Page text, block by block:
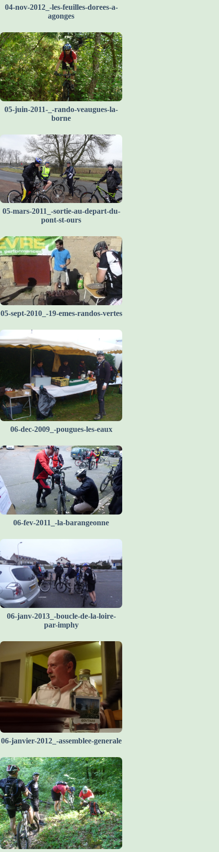
04-nov-2012_-les-feuilles-dorees-a-
agonges
05-juin-2011-_-rando-veaugues-la-
borne
05-mars-2011_-sortie-au-depart-du-
pont-st-ours
05-sept-2010_-19-emes-randos-vertes
06-dec-2009_-pougues-les-eaux
06-fev-2011_-la-barangeonne
06-janv-2013_-boucle-de-la-loire-
par-imphy
06-janvier-2012_-assemblee-generale